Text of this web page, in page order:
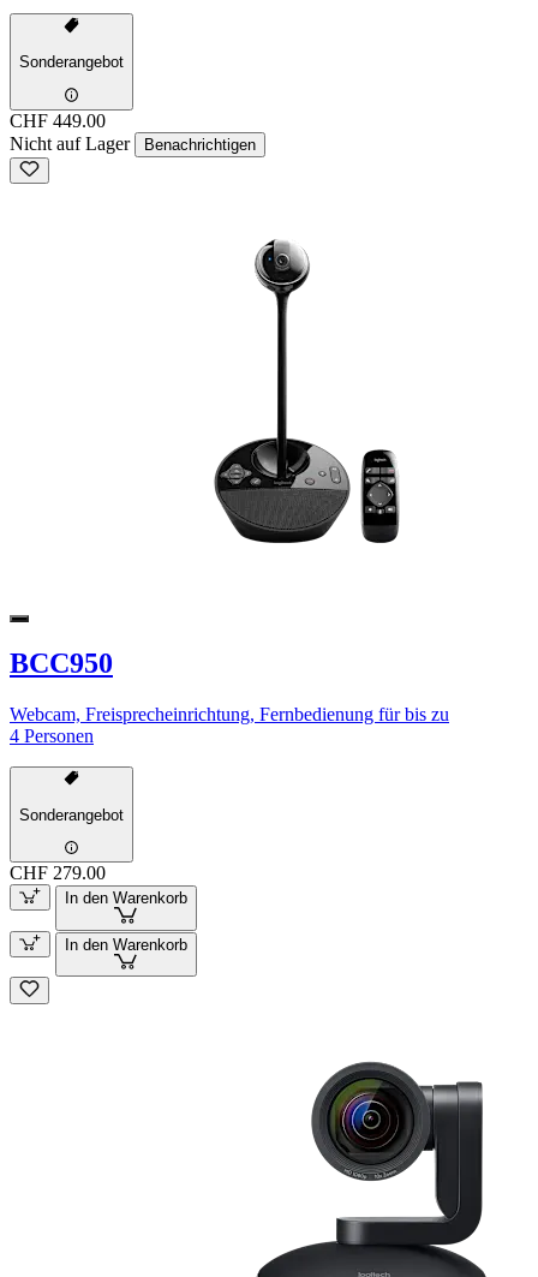
Sonderangebot
CHF 449.00
Nicht auf Lager
Benachrichtigen
BCC950
Webcam, Freisprecheinrichtung, Fernbedienung für bis zu
4 Personen
Sonderangebot
CHF 279.00
In den Warenkorb
In den Warenkorb